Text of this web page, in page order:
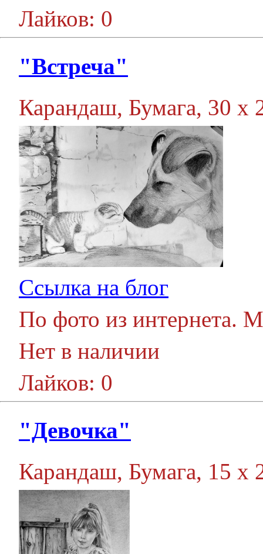
Лайков: 0
"Встреча"
Карандаш, Бумага, 30 х
Ссылка на блог
По фото из интернета.
Нет в наличии
Лайков: 0
"Девочка"
Карандаш, Бумага, 15 х